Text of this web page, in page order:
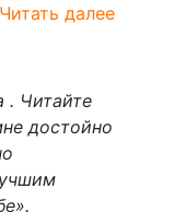
Читать далее
. Читайте
достойно